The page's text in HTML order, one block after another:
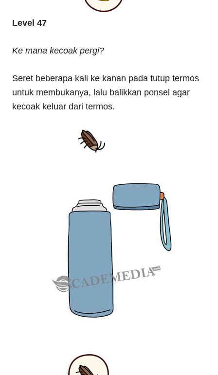
Level 47
Ke mana kecoak pergi?
Seret beberapa kali ke kanan pada tutup termos
untuk membukanya, lalu balikkan ponsel agar
kecoak keluar dari termos.